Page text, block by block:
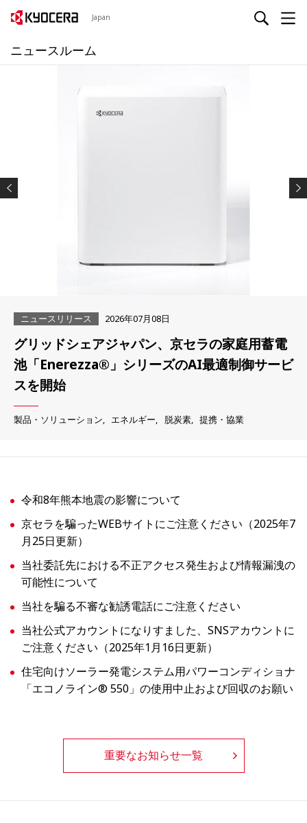
Japan
ニュースルーム
ニュースリリース 2026年07月08日
グリッドシェアジャパン、京セラの家庭用蓄電
池「Enerezza®」シリーズのAI最適制御サービ
スを開始
製品・ソリューション エネルギー 脱炭素 提携・協業
令和8年熊本地震の影響について
京セラを騙ったWEBサイトにご注意ください（2025年7
月25日更新）
当社委託先における不正アクセス発生および情報漏洩の
可能性について
当社を騙る不審な勧誘電話にご注意ください
当社公式アカウントになりすました、SNSアカウントに
ご注意ください（2025年1月16日更新）
住宅向けソーラー発電システム用パワーコンディショナ
「エコノライン® 550」の使用中止および回収のお願い
重要なお知らせ一覧